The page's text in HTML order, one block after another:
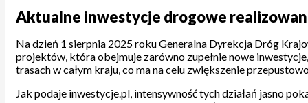
Aktualne inwestycje drogowe
Na dzień 1 sierpnia 2025 roku Generalna Dyrekcja Dróg
projektów, która obejmuje zarówno zupełnie nowe
trasach w całym kraju, co ma na celu zwiększenie
Jak podaje inwestycje.pl, intensywność tych działań jasno